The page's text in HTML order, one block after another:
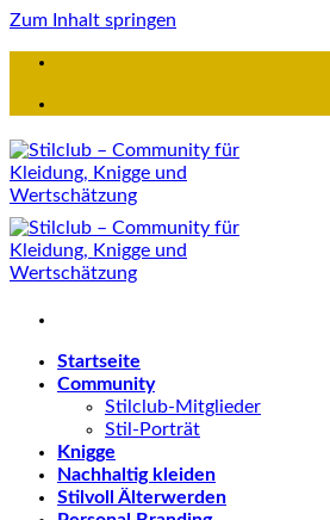
Zum Inhalt springen
Startseite
Community
Stilclub-Mitglieder
Stil-Porträt
Knigge
Nachhaltig kleiden
Stilvoll Älterwerden